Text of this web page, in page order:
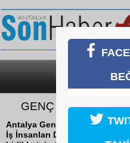
SON DAKİKA
GENÇ İŞ
Antalya Genç İş İnsanları
İş İnsanları Derneği